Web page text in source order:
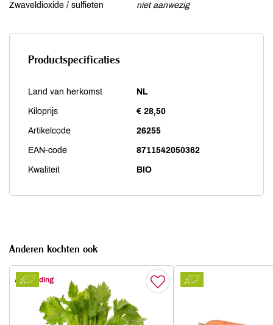
Zwaveldioxide / sulfieten
niet aanwezig
Productspecificaties
Land van herkomst NL
Kiloprijs € 28,50
Artikelcode 26255
EAN-code 8711542050362
Kwaliteit BIO
Anderen kochten ook
Aanbieding